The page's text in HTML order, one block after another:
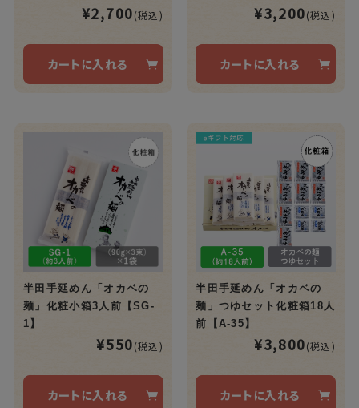
¥2,700(税込)
カートに入れる
¥3,200(税込)
カートに入れる
半田手延めん「オカベの
麺」化粧小箱3人前【SG-
1】
¥550(税込)
カートに入れる
半田手延めん「オカベの
麺」つゆセット化粧箱18人
前【A-35】
¥3,800(税込)
カートに入れる